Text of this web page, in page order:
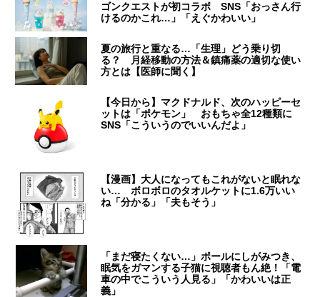
ゴンクエストが初コラボ SNS「おっさん行
けるのかこれ…」「えぐかわいい」
夏の旅行と重なる…「生理」どう乗り切
る？ 月経移動の方法＆鎮痛薬の適切な使い
方とは【医師に聞く】
【今日から】マクドナルド、次のハッピーセ
ットは「ポケモン」 おもちゃ全12種類に
SNS「こういうのでいいんだよ」
【漫画】大人になってもこれがないと眠れな
い… ボロボロのタオルケットに1.6万いい
ね「分かる」「夫もそう」
「まだ寝たくない…」ポールにしがみつき、
眠気をガマンする子猫に視聴者もん絶！「電
車の中でこういう人見る」「かわいいは正
義」